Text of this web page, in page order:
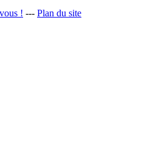
! --- Plan du site